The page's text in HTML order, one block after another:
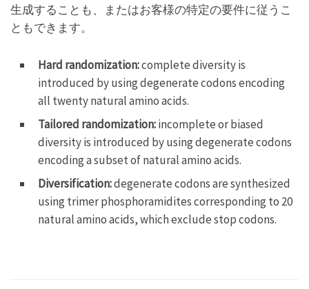
生成することも、またはお客様の特定の要件に従うこ
ともできます。
Hard randomization:complete diversity is
introduced by using degenerate codons encoding
all twenty natural amino acids.
Tailored randomization:incomplete or biased
diversity is introduced by using degenerate codons
encoding a subset of natural amino acids.
Diversification:degenerate codons are synthesized
using trimer phosphoramidites corresponding to 20
natural amino acids, which exclude stop codons.